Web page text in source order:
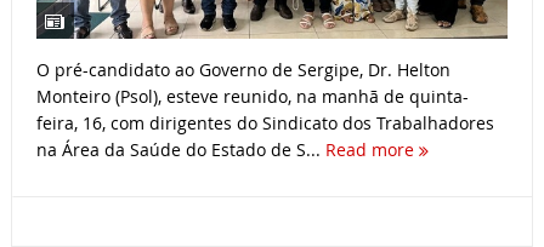
O pré-candidato ao Governo de Sergipe, Dr. Helton
Monteiro (Psol), esteve reunido, na manhã de quinta-
feira, 16, com dirigentes do Sindicato dos Trabalhadores
na Área da Saúde do Estado de S... Read more